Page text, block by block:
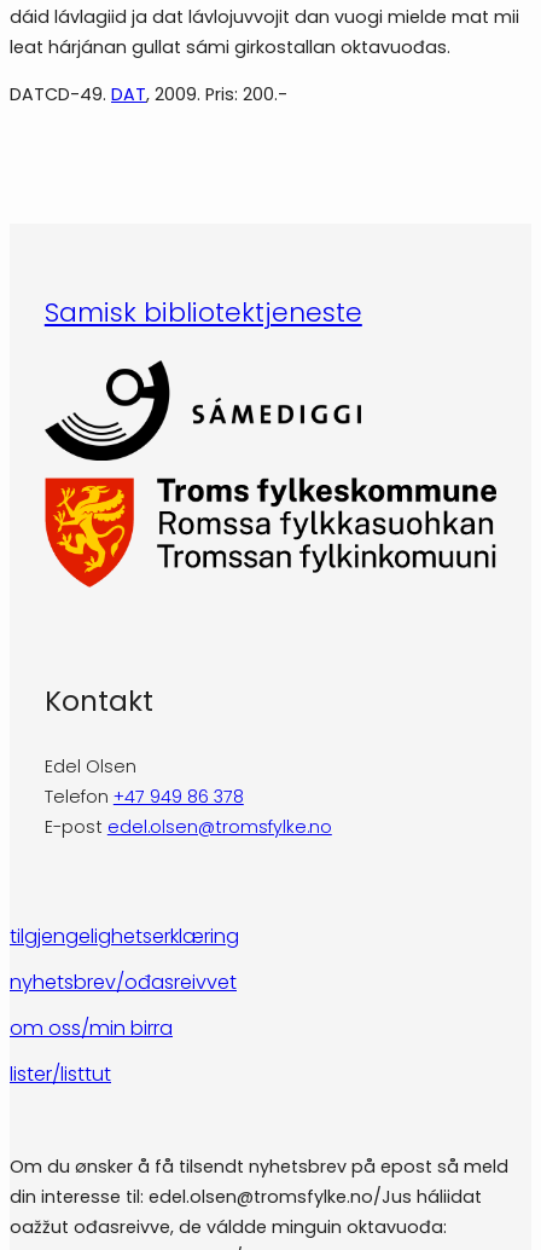
dáid lávlagiid ja dat lávlojuvvojit dan vuogi mielde mat mii
leat hárjánan gullat sámi girkostallan oktavuođas.
DATCD-49. DAT, 2009. Pris: 200.-
Samisk bibliotektjeneste
Kontakt
Edel Olsen
Telefon +47 949 86 378
E-post edel.olsen@tromsfylke.no
tilgjengelighetserklæring
nyhetsbrev/ođasreivvet
om oss/min birra
lister/listtut
Om du ønsker å få tilsendt nyhetsbrev på epost så meld
din interesse til: edel.olsen@tromsfylke.no/Jus háliidat
oažžut ođasreivve, de váldde minguin oktavuođa: